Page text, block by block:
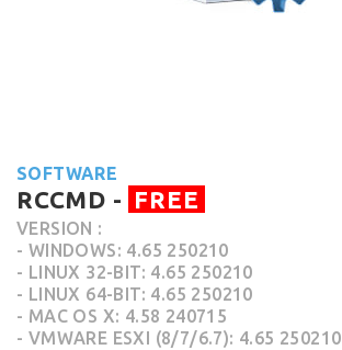
SOFTWARE
RCCMD - FREE
VERSION :
- WINDOWS: 4.65 250210
- LINUX 32-BIT: 4.65 250210
- LINUX 64-BIT: 4.65 250210
- MAC OS X: 4.58 240715
- VMWARE ESXI (8/7/6.7): 4.65 250210